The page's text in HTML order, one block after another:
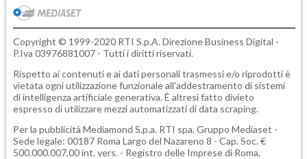
Copyright © 1999-2020 RTI S.p.A. Direzione Business Digital -
P.Iva 03976881007 - Tutti i diritti riservati.
Rispetto ai contenuti e ai dati personali trasmessi e/o riprodotti è
vietata ogni utilizzazione funzionale all'addestramento di sistemi
di intelligenza artificiale generativa. È altresì fatto divieto
espresso di utilizzare mezzi automatizzati di data scraping.
Per la pubblicità Mediamond S.p.a. RTI spa, Gruppo Mediaset -
Sede legale: 00187 Roma Largo del Nazareno 8 - Cap. Soc. €
500.000.007,00 int. vers. - Registro delle Imprese di Roma,